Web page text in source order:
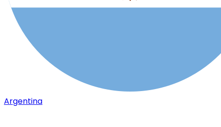
Argentina